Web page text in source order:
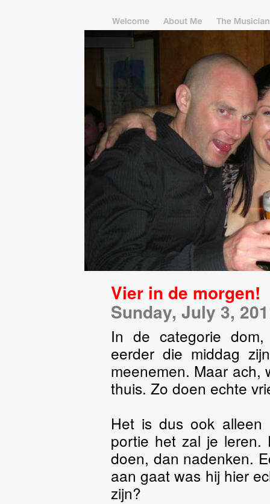
Vier in de morgen!
In de categorie
eerder die middag
meenemen. Maar ach,
thuis. Zo doen echte
Het is dus ook alleen
portie het zal je leren.
doen, dan nadenken.
aan gaat was hij hier
zijn?
Sunday, July 3,